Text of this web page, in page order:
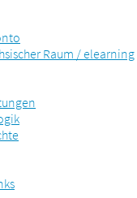
Raum / elearning